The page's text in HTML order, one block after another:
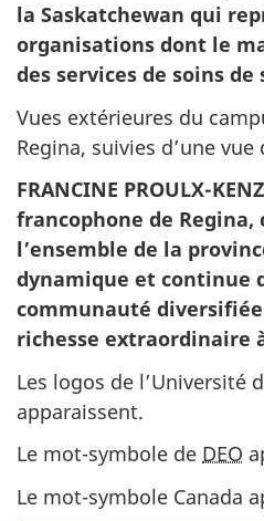
la Saskatchewan qui
organisations dont le
des services de soins
Vues extérieures du
Regina, suivies d’une
FRANCINE PROULX-
francophone de Regina,
l’ensemble de la
dynamique et continue
communauté
richesse extraordinaire
Les logos de l’Université
apparaissent.
Le mot-symbole de DEO
Le mot-symbole Canada